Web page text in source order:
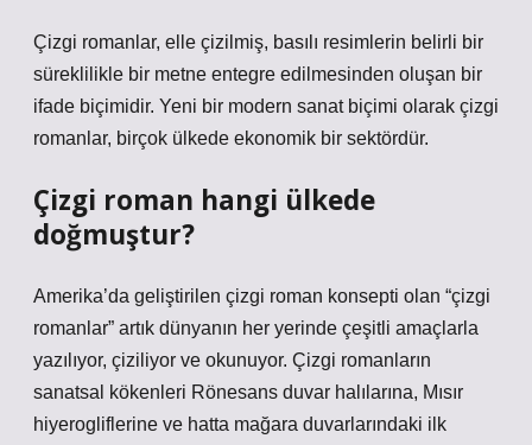
Çizgi romanlar, elle çizilmiş, basılı resimlerin belirli bir
süreklilikle bir metne entegre edilmesinden oluşan bir
ifade biçimidir. Yeni bir modern sanat biçimi olarak çizgi
romanlar, birçok ülkede ekonomik bir sektördür.
Çizgi roman hangi ülkede
doğmuştur?
Amerika’da geliştirilen çizgi roman konsepti olan “çizgi
romanlar” artık dünyanın her yerinde çeşitli amaçlarla
yazılıyor, çiziliyor ve okunuyor. Çizgi romanların
sanatsal kökenleri Rönesans duvar halılarına, Mısır
hiyerogliflerine ve hatta mağara duvarlarındaki ilk